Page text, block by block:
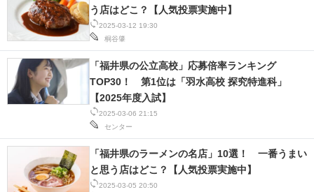
2025-03-12 19:30
桐谷肇
う店はどこ？【人気投票実施中】
2025-03-06 21:15
センター
「福井県の公立高校」応募倍率ランキング
TOP30！ 第1位は「羽水高校 探究特進科」
【2025年度入試】
2025-03-05 20:50
「福井県のラーメンの名店」10選！ 一番うまい
と思う店はどこ？【人気投票実施中】